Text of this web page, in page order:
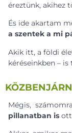
éreztünk, akihez
És ide akartam
a szentek a mi
Akik itt, a földi
kéréseinkben –
Mégis,
pillanatban is ott